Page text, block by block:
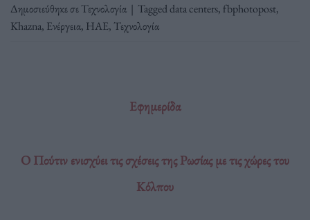
Δημοσιεύθηκε σεΤεχνολογία | Taggeddata centers, fbphotopost,
Khazna, Ενέργεια, ΗΑΕ, Τεχνολογία
Εφημερίδα
Ο Πούτιν ενισχύει τις σχέσεις της Ρωσίας με τις χώρες του
Κόλπου